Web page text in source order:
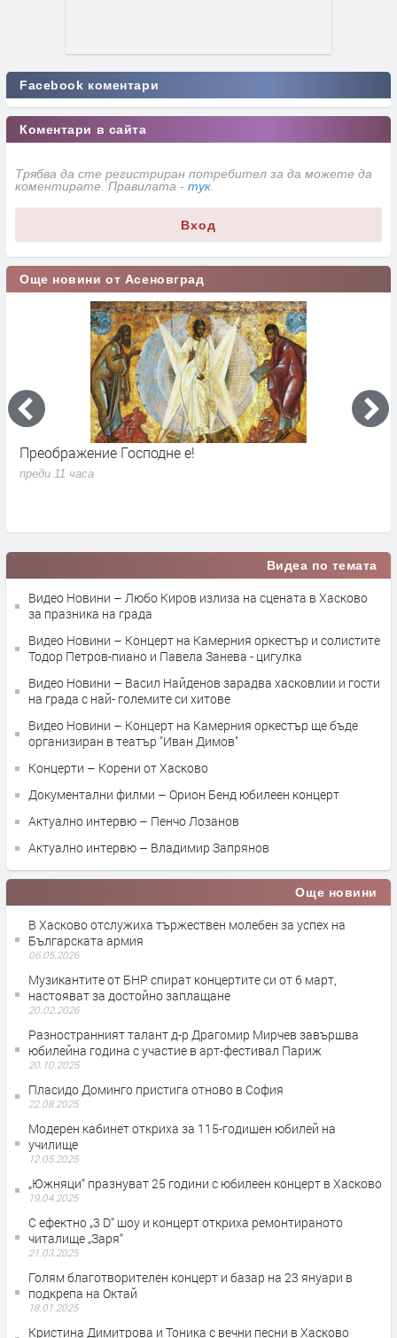
Facebook коментари
Коментари в сайта
Трябва да сте регистриран потребител за да можете да
коментирате. Правилата - тук
Вход
Още новини от Асеновград
Преображение Господне е!
преди 11 часа
Видеа по темата
Видео Новини – Любо Киров излиза на сцената в Хасково
за празника на града
Видео Новини – Концерт на Камерния оркестър и солистите
Тодор Петров-пиано и Павела Занева - цигулка
Видео Новини – Васил Найденов зарадва хасковлии и гости
на града с най- големите си хитове
Видео Новини – Концерт на Камерния оркестър ще бъде
организиран в театър "Иван Димов"
Концерти – Корени от Хасково
Документални филми – Орион Бенд юбилеен концерт
Актуално интервю – Пенчо Лозанов
Актуално интервю – Владимир Запрянов
Още новини
В Хасково отслужиха тържествен молебен за успех на
Българската армия
06.05.2026
Музикантите от БНР спират концертите си от 6 март,
настояват за достойно заплащане
20.02.2026
Разностранният талант д-р Драгомир Мирчев завършва
юбилейна година с участие в арт-фестивал Париж
20.10.2025
Пласидо Доминго пристига отново в София
22.08.2025
Модерен кабинет откриха за 115-годишен юбилей на
училище
12.05.2025
„Южняци“ празнуват 25 години с юбилеен концерт в Хасково
19.04.2025
С ефектно „3 D“ шоу и концерт откриха ремонтираното
читалище „Заря“
21.03.2025
Голям благотворителен концерт и базар на 23 януари в
подкрепа на Октай
18.01.2025
Кристина Димитрова и Тоника с вечни песни в Хасково